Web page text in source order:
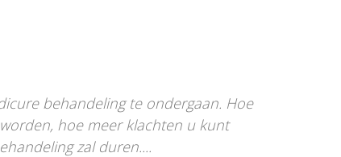
behandeling te ondergaan. Hoe
hoe meer klachten u kunt
zal duren....